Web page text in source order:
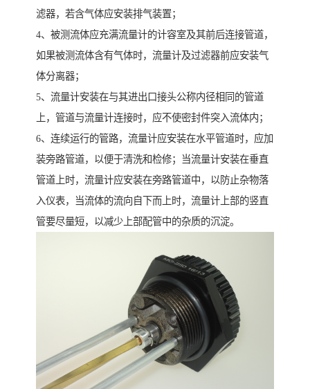
滤器，若含气体应安装排气装置；
4、被测流体应充满流量计的计容室及其前后连接管道，
如果被测流体含有气体时，流量计及过滤器前应安装气
体分离器；
5、流量计安装在与其进出口接头公称内径相同的管道
上，管道与流量计连接时，应不使密封件突入流体内；
6、连续运行的管路，流量计应安装在水平管道时，应加
装旁路管道，以便于清洗和检修；当流量计安装在垂直
管道上时，流量计应安装在旁路管道中，以防止杂物落
入仪表，当流体的流向自下而上时，流量计上部的竖直
管要尽量短，以减少上部配管中的杂质的沉淀。